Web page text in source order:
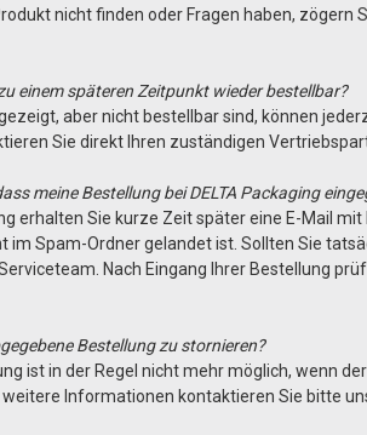
nicht finden oder Fragen haben,
einem späteren Zeitpunkt wieder bestellbar?
aber nicht bestellbar sind, können
Sie direkt Ihren zuständigen
meine Bestellung bei DELTA Packaging
erhalten Sie kurze Zeit später eine E-Mail
im Spam-Ordner gelandet ist. Sollten Sie
Nach Eingang Ihrer Bestellung
Bestellung zu stornieren?
ist in der Regel nicht mehr möglich, wenn
Informationen kontaktieren Sie bitte